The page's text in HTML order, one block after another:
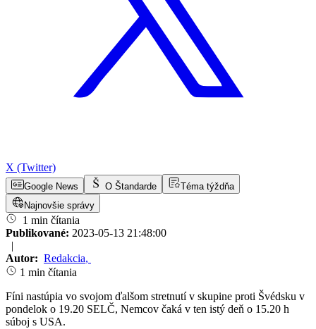
X (Twitter)
Google News O Štandarde
Téma týždňa
Najnovšie správy
1 min čítania
Publikované: 2023-05-13 21:48:00
|
Autor: Redakcia,
1 min čítania
Fíni nastúpia vo svojom ďalšom stretnutí v skupine proti Švédsku v
pondelok o 19.20 SELČ, Nemcov čaká v ten istý deň o 15.20 h
súboj s USA.